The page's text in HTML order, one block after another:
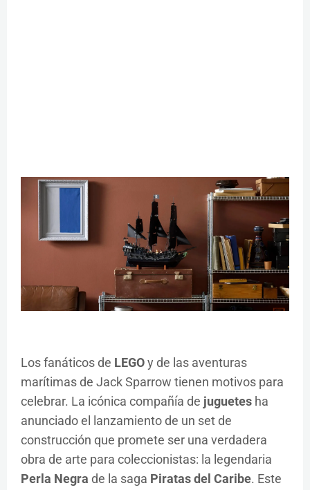
Los fanáticos de LEGOy de las aventuras
marítimas de Jack Sparrow tienen motivos para
celebrar. La icónica compañía de juguetes ha
anunciado el lanzamiento de un set de
construcción que promete ser una verdadera
obra de arte para coleccionistas: la legendaria
Perla Negra de la saga Piratas del Caribe. Este